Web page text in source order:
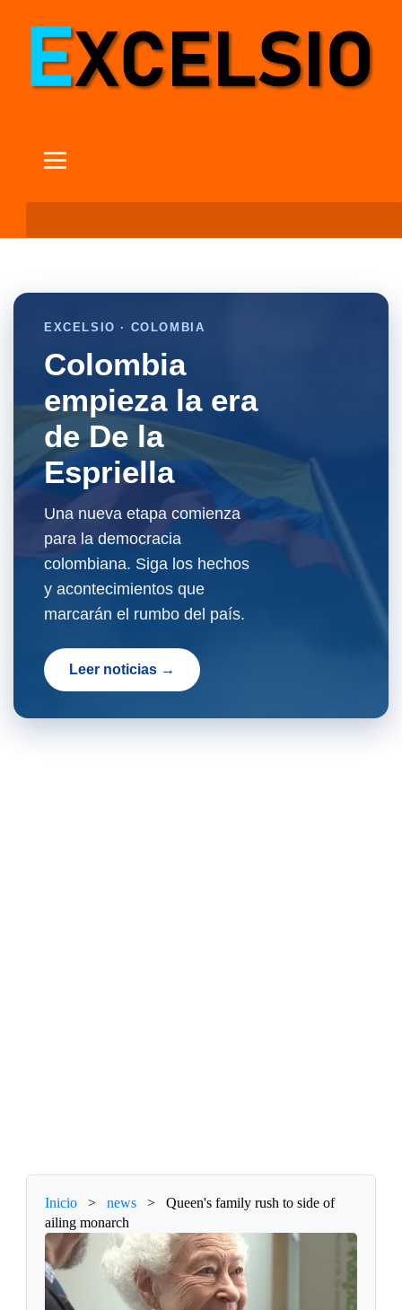
EXCELSIO · COLOMBIA
Colombia
empieza la era
de De la
Espriella
Una nueva etapa comienza
para la democracia
colombiana. Siga los hechos
y acontecimientos que
marcarán el rumbo del país.
Leer noticias →
Inicio > news >
Queen's family rush to side of
ailing monarch